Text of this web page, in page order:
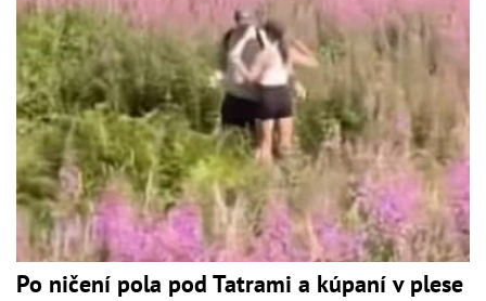
Po ničení pola pod Tatrami a kúpaní v plese